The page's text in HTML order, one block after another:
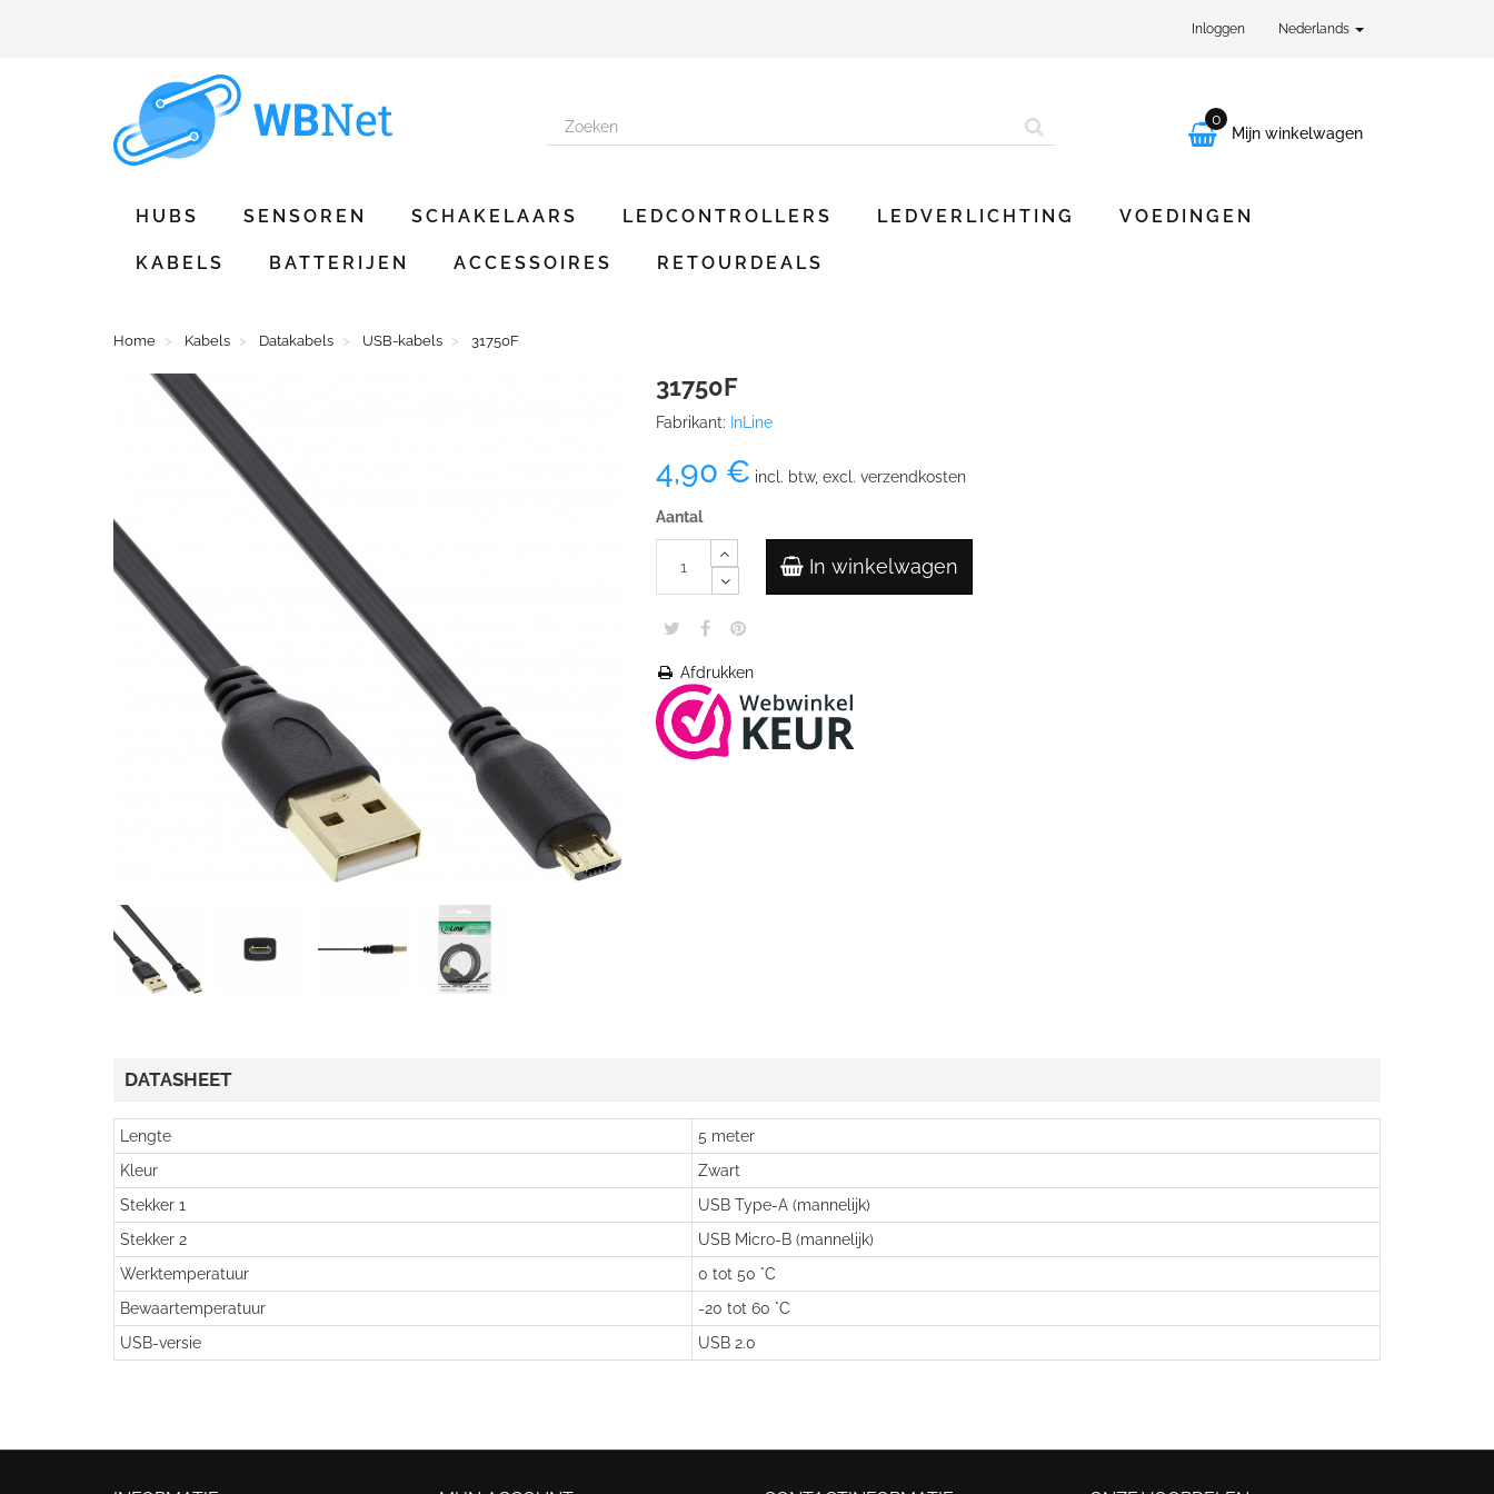
Inloggen Nederlands

0
Mijn winkelwagen
HUBS SENSOREN SCHAKELAARS LEDCONTROLLERS LEDVERLICHTING VOEDINGEN
KABELS BATTERIJEN ACCESSOIRES RETOURDEALS
Home Kabels Datakabels USB-kabels 31750F
31750F
Fabrikant: InLine
4,90 € incl. btw, excl. verzendkosten
Aantal
In winkelwagen
Afdrukken
DATASHEET
Lengte
5 meter
Kleur
Zwart
Stekker 1
USB Type-A (mannelijk)
Stekker 2
USB Micro-B (mannelijk)
Werktemperatuur
0 tot 50 °C
Bewaartemperatuur
-20 tot 60 °C
USB-versie
USB 2.0